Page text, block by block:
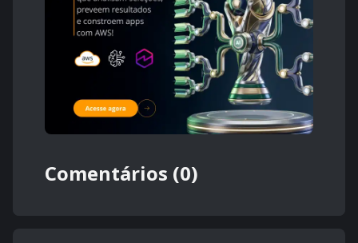
Comentários (0)